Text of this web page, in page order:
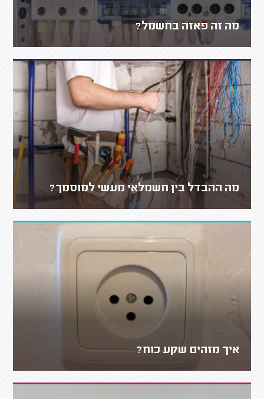
מה זה פאזה בחשמל?
מה ההבדל בין חשמלאי מעשי למוסמך?
איך מזהים שקע כוח?